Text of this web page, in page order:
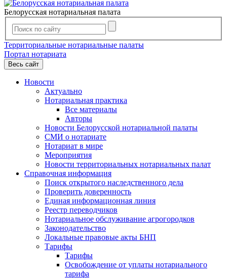
Белорусская нотариальная палата
Территориальные нотариальные палаты
Портал нотариата
Весь сайт
Новости
Актуально
Нотариальная практика
Все материалы
Авторы
Новости Белорусской нотариальной палаты
СМИ о нотариате
Нотариат в мире
Мероприятия
Новости территориальных нотариальных палат
Справочная информация
Поиск открытого наследственного дела
Проверить доверенность
Единая информационная линия
Реестр переводчиков
Нотариальное обслуживание агрогородков
Законодательство
Локальные правовые акты БНП
Тарифы
Тарифы
Освобождение от уплаты нотариального
тарифа